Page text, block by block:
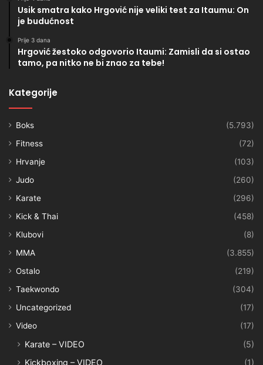
Usik smatra kako Hrgović nije veliki test za Itaumu: On
je budućnost
Prije 3 dana
Hrgović žestoko odgovorio Itaumi: Zamisli da si ostao
tamo, pa nitko ne bi znao za tebe!
Kategorije
Boks
(5.793)
Fitness
(72)
Hrvanje
(103)
Judo
(260)
Karate
(296)
Kick & Thai
(458)
Klubovi
(8)
MMA
(3.855)
Ostalo
(219)
Taekwondo
(304)
Uncategorized
(17)
Video
(17)
Karate – VIDEO
(5)
Kickboxing – VIDEO
(1)